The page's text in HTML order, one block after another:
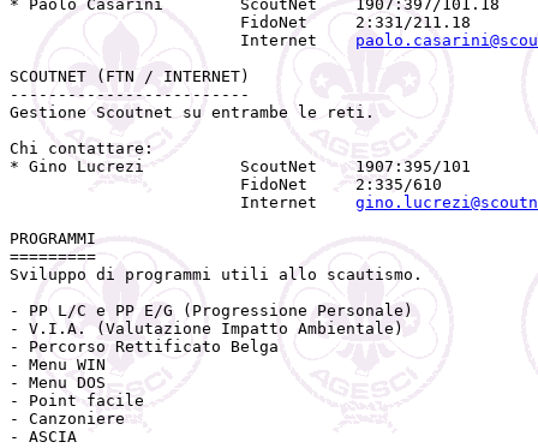
* Paolo Casarini        ScoutNet    1907:397/101.18
                        FidoNet     2:331/211.18
                        Internet
SCOUTNET (FTN / INTERNET)
-------------------------
Gestione Scoutnet su entrambe le reti.
Chi contattare:
* Gino Lucrezi          ScoutNet    1907:395/101
                        FidoNet     2:335/610
                        Internet
PROGRAMMI
=========
Sviluppo di programmi utili allo scautismo.
- PP L/C e PP E/G (Progressione Personale)
- V.I.A. (Valutazione Impatto Ambientale)
- Percorso Rettificato Belga
- Menu WIN
- Menu DOS
- Point facile
- Canzoniere
- ASCIA